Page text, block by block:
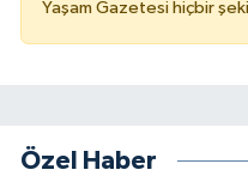
Yaşam Gazetesi hiçbir
Özel Haber